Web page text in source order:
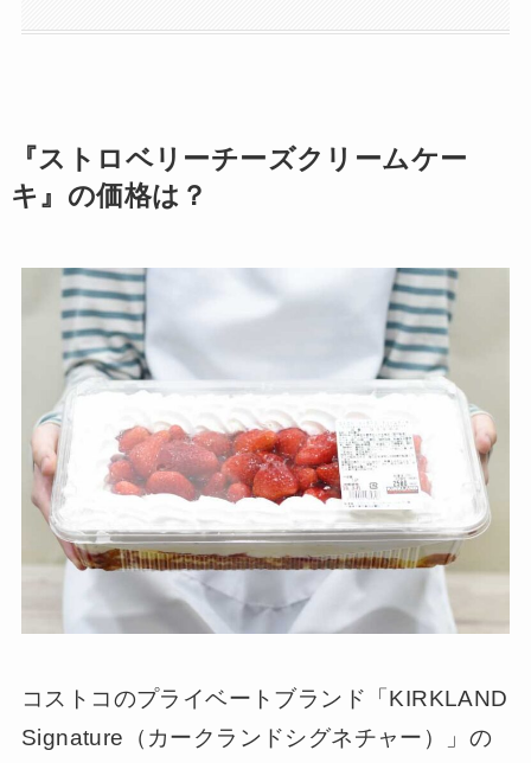
『ストロベリーチーズクリームケー
キ』の価格は？
コストコのプライベートブランド「KIRKLAND
Signature（カークランドシグネチャー）」の